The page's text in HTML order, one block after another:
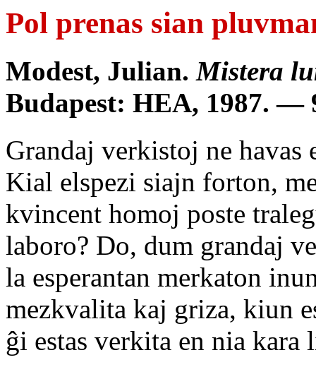
Pol prenas sian
Modest, Julian.Mistera
Budapest: HEA, 1987. —
Grandaj verkistoj ne
Kial elspezi siajn forton,
kvincent homoj poste
laboro? Do, dum grandaj
la esperantan merkaton
mezkvalita kaj griza, kiun
ĝi estas verkita en nia kara